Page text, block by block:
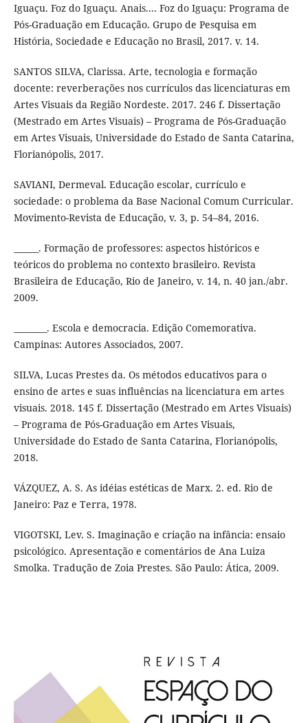
Iguaçu. Foz do Iguaçu. Anais.... Foz do Iguaçu: Programa de
Pós-Graduação em Educação. Grupo de Pesquisa em
História, Sociedade e Educação no Brasil, 2017. v. 14.
SANTOS SILVA, Clarissa. Arte, tecnologia e formação
docente: reverberações nos currículos das licenciaturas em
Artes Visuais da Região Nordeste. 2017. 246 f. Dissertação
(Mestrado em Artes Visuais) – Programa de Pós-Graduação
em Artes Visuais, Universidade do Estado de Santa Catarina,
Florianópolis, 2017.
SAVIANI, Dermeval. Educação escolar, currículo e
sociedade: o problema da Base Nacional Comum Curricular.
Movimento-Revista de Educação, v. 3, p. 54–84, 2016.
______. Formação de professores: aspectos históricos e
teóricos do problema no contexto brasileiro. Revista
Brasileira de Educação, Rio de Janeiro, v. 14, n. 40 jan./abr.
2009.
________. Escola e democracia. Edição Comemorativa.
Campinas: Autores Associados, 2007.
SILVA, Lucas Prestes da. Os métodos educativos para o
ensino de artes e suas influências na licenciatura em artes
visuais. 2018. 145 f. Dissertação (Mestrado em Artes Visuais)
– Programa de Pós-Graduação em Artes Visuais,
Universidade do Estado de Santa Catarina, Florianópolis,
2018.
VÁZQUEZ, A. S. As idéias estéticas de Marx. 2. ed. Rio de
Janeiro: Paz e Terra, 1978.
VIGOTSKI, Lev. S. Imaginação e criação na infância: ensaio
psicológico. Apresentação e comentários de Ana Luiza
Smolka. Tradução de Zoia Prestes. São Paulo: Ática, 2009.